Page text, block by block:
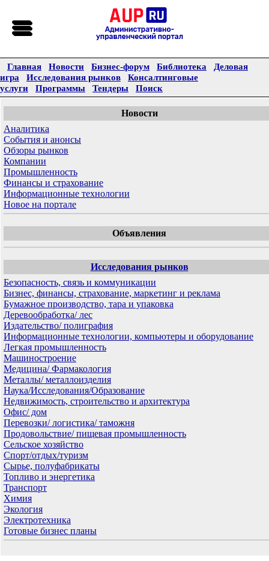
Главная Новости Бизнес-форум Библиотека
Деловая
игра
Исследования рынков
Консалтинговые
услуги
Программы Тендеры Поиск
Новости
Аналитика
События и анонсы
Обзоры рынков
Компании
Промышленность
Финансы и страхование
Информационные технологии
Новое на портале
Объявления
Исследования рынков
Безопасность, связь и коммуникации
Бизнес, финансы, страхование, маркетинг и реклама
Бумажное производство, тара и упаковка
Деревообработка/ лес
Издательство/ полиграфия
Информационные технологии, компьютеры и оборудование
Легкая промышленность
Машиностроение
Медицина/ Фармакология
Металлы/ металлоизделия
Наука/Исследования/Образование
Недвижимость, строительство и архитектура
Офис/ дом
Перевозки/ логистика/ таможня
Продовольствие/ пищевая промышленность
Сельское хозяйство
Спорт/отдых/туризм
Сырье, полуфабрикаты
Топливо и энергетика
Транспорт
Химия
Экология
Электротехника
Готовые бизнес планы